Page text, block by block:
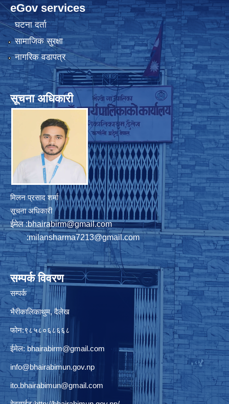
eGov services
घटना दर्ता
सामाजिक सुरक्षा
नागरिक वडापत्र
सूचना अधिकारी
मिलन प्रसाद शर्मा
सूचना अधिकारी
ईमेल :bhairabirm@gmail.com
:milansharma7213@gmail.com
सम्पर्क विवरण
सम्पर्क
भैरीकालिकाथुम, दैलेख
फोन:९८५८०६८६६८
ईमेल: bhairabirm@gmail.com
info@bhairabimun.gov.np
ito.bhairabimun@gmail.com